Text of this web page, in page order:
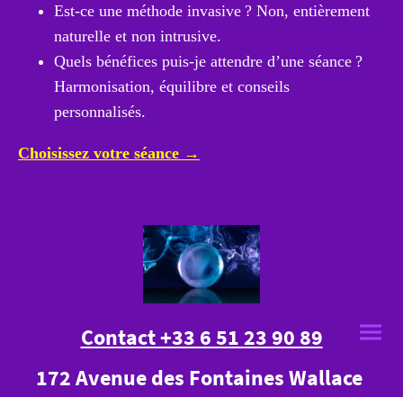
Est-ce une méthode invasive ? Non, entièrement
naturelle et non intrusive.
Quels bénéfices puis-je attendre d’une séance ?
Harmonisation, équilibre et conseils
personnalisés.
Choisissez votre séance →
Contact +33 6 51 23 90 89
172 Avenue des Fontaines Wallace